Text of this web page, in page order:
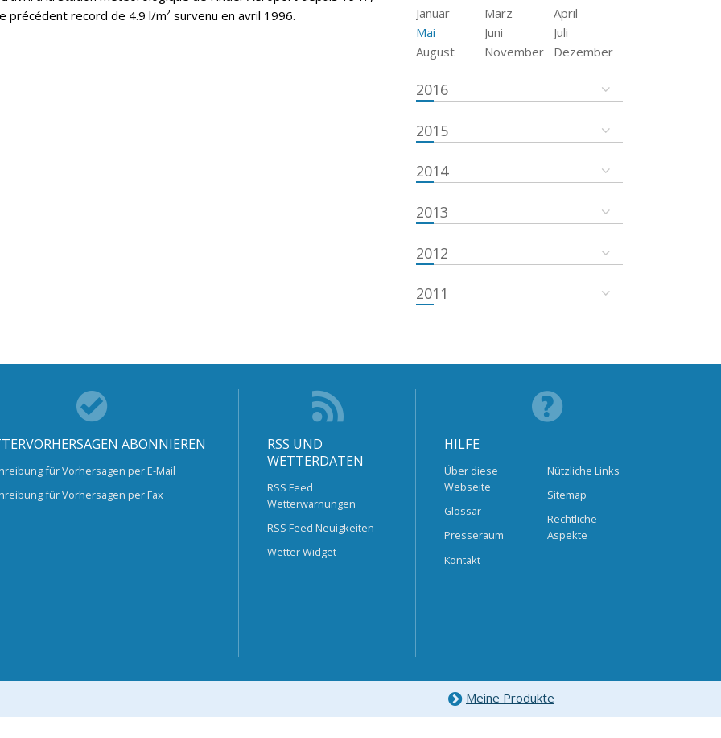
précédent record de 4.9 l/m² survenu en avril 1996.
Januar März
April
Mai
Juni
Juli
August
November Dezember
2016
2015
2014
2013
2012
2011
ABONNIEREN
für Vorhersagen per E-Mail
für Vorhersagen per Fax
RSS UND
WETTERDATEN
RSS Feed
Wetterwarnungen
RSS Feed Neuigkeiten
Wetter Widget
HILFE
Über diese
Webseite
Glossar
Presseraum
Kontakt
Nützliche Links
Sitemap
Rechtliche
Aspekte
Meine Produkte